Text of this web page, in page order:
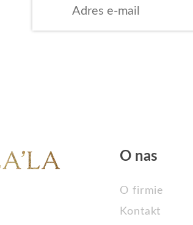
O nas
O firmie
Kontakt